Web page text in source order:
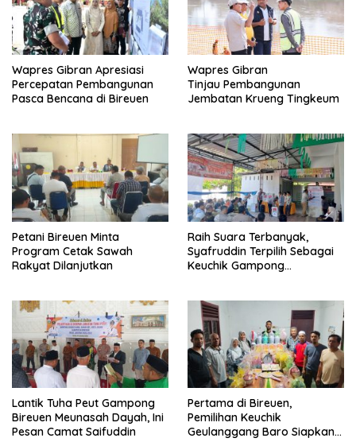
Wapres Gibran Apresiasi
Percepatan Pembangunan
Pasca Bencana di Bireuen
Wapres Gibran
Tinjau Pembangunan
Jembatan Krueng Tingkeum
Petani Bireuen Minta
Program Cetak Sawah
Rakyat Dilanjutkan
Raih Suara Terbanyak,
Syafruddin Terpilih Sebagai
Keuchik Gampong
Lantik Tuha Peut Gampong
Bireuen Meunasah Dayah, Ini
Pertama di Bireuen,
Pemilihan Keuchik
Geulanggang Baro Siapkan